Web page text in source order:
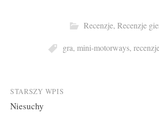
Recenzje, Recenzje
gra, mini-motorways,
Post
navigation
STARSZY WPIS
Niesuchy